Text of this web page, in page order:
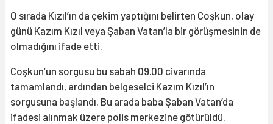
O sırada Kızıl’ın da çekim yaptığını belirten Coşkun, olay
günü Kazım Kızıl veya Şaban Vatan’la bir görüşmesinin de
olmadığını ifade etti.
Coşkun’un sorgusu bu sabah 09.00 civarında
tamamlandı, ardından belgeselci Kazım Kızıl’ın
sorgusuna başlandı. Bu arada baba Şaban Vatan’da
ifadesi alınmak üzere polis merkezine götürüldü.